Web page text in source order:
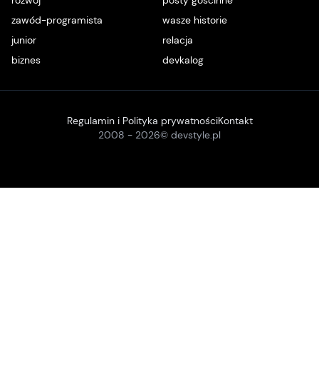
zawód-programista
wasze historie
junior
relacja
biznes
devkalog
2008 - 2026© devstyle.pl
Regulamin i Polityka prywatnościKontakt